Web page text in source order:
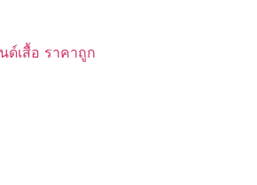
ด์เสื้อ ราคาถูก